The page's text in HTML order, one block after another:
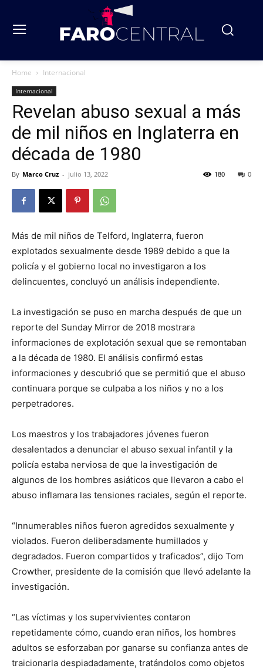
Home Internacional
Internacional
Revelan abuso sexual a más
de mil niños en Inglaterra en
década de 1980
By Marco Cruz - julio 13, 2022 0
180
Más de mil niños de Telford, Inglaterra, fueron
explotados sexualmente desde 1989 debido a que la
policía y el gobierno local no investigaron a los
delincuentes, concluyó un análisis independiente.
La investigación se puso en marcha después de que un
reporte del Sunday Mirror de 2018 mostrara
informaciones de explotación sexual que se remontaban
a la década de 1980. El análisis confirmó estas
informaciones y descubrió que se permitió que el abuso
continuara porque se culpaba a los niños y no a los
perpetradores.
Los maestros y los trabajadores jóvenes fueron
desalentados a denunciar el abuso sexual infantil y la
policía estaba nerviosa de que la investigación de
algunos de los hombres asiáticos que llevaron a cabo el
abuso inflamara las tensiones raciales, según el reporte.
“Innumerables niños fueron agredidos sexualmente y
violados. Fueron deliberadamente humillados y
degradados. Fueron compartidos y traficados”, dijo Tom
Crowther, presidente de la comisión que llevó adelante la
investigación.
“Las víctimas y los supervivientes contaron
repetidamente cómo, cuando eran niños, los hombres
adultos se esforzaban por ganarse su confianza antes de
traicionarla despiadadamente, tratándolos como objetos